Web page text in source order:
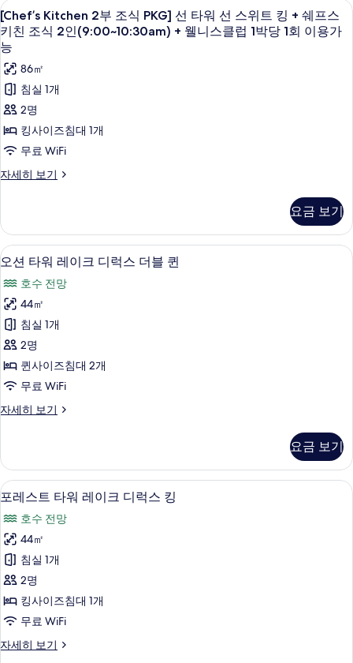
2
인
(9:00~10:30am)
+
웰
니
스
클
럽
당
1
회
이
용
가
능
사
진
모
기
조
식
2
인
(9:00~10:30am)
+
웰
니
클
럽
박
이
용
가
능
자
세
히
보
기
디
럭
스
더
블
퀸
+
쉐
프
키
친
조
식
2
인
(9:00~10:30am)
+
웰
스
럽
박
당
1
회
이
용
가
능
PKG]
포
레
스
트
타
워
디
럭
더
블
퀸
프
키
친
조
식
2
인
(9:00~10:30am)
+
웰
니
클
당
회
용
가
능
자
세
히
보
기
[Chef’s
Kitchen
2
부
조
식
PKG]
선
타
워
스
위
트
킹
+
쉐
프
스
키
친
2
인
(9:00~10:30am)
+
웰
니
스
클
럽
1
오리/거위털 이불, 미니바, 객실 내 금
5
[Chef’s Kitchen 2부 조식 PKG] 선 타워 선 스위트 킹 + 쉐프스
키친 조식 2인(9:00~10:30am) + 웰니스클럽 1박당 1회 이용가
능
86㎡
침실 1개
2명
킹사이즈침대 1개
무료 WiFi
자세히 보기
[Chef’s
조
식
PKG]
타
워
선
스
위
트
킹
+
프
친
조
식
2
인
(9:00~10:30am)
+
웰
스
클
럽
박
요금 보기
오
타
워
레
이
크
디
럭
더
블
퀸
사
진
모
두
보
기
오리/거위털 이불, 미니바, 객실 내 금
7
오션 타워 레이크 디럭스 더블 퀸
호수 전망
44㎡
침실 1개
2명
퀸사이즈침대 2개
무료 WiFi
자세히 보기
오
레
이
크
럭
스
더
블
퀸
자
세
히
기
요금 보기
포
스
트
타
워
레
이
크
오리/거위털 이불, 미니바, 객실 내 금
5
포레스트 타워 레이크 디럭스 킹
호수 전망
44㎡
침실 1개
2명
킹사이즈침대 1개
무료 WiFi
자세히 보기
포